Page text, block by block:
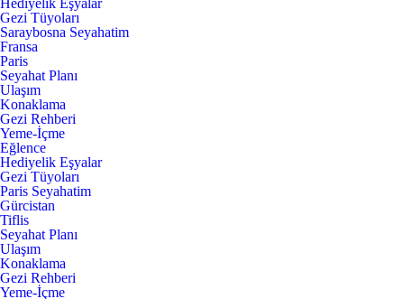
Hediyelik Eşyalar
Gezi Tüyoları
Saraybosna Seyahatim
Fransa
Paris
Seyahat Planı
Ulaşım
Konaklama
Gezi Rehberi
Yeme-İçme
Eğlence
Hediyelik Eşyalar
Gezi Tüyoları
Paris Seyahatim
Gürcistan
Tiflis
Seyahat Planı
Ulaşım
Konaklama
Gezi Rehberi
Yeme-İçme